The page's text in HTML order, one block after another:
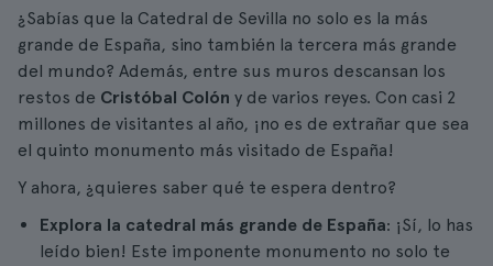
¿Sabías que la Catedral de Sevilla no solo es la más
grande de España, sino también la tercera más grande
del mundo? Además, entre sus muros descansan los
restos de Cristóbal Colón y de varios reyes. Con casi 2
millones de visitantes al año, ¡no es de extrañar que sea
el quinto monumento más visitado de España!
Y ahora, ¿quieres saber qué te espera dentro?
Explora la catedral más grande de España: ¡Sí, lo has
leído bien! Este imponente monumento no solo te